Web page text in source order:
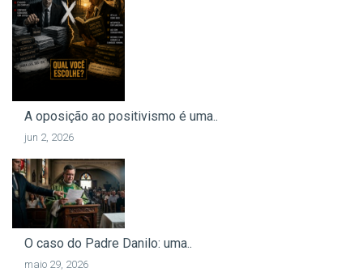
A oposição ao positivismo é uma..
jun 2, 2026
O caso do Padre Danilo: uma..
maio 29, 2026